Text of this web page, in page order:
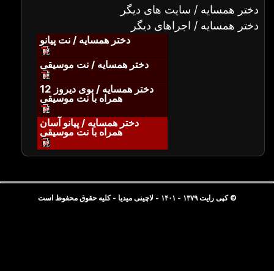
دختر همسایه / سایت های دیگر
دختر همسایه / اجراهای دیگر
دختر همسایه / نت پیانو
دختر همسایه / نت موسیقی
دختر همسایه / بوی دیروز 12
همراه با نت موسیقی
دختر همسایه / پیانو آسان
همراه با نت موسیقی
© کپی رایت ۱۳۷۹ - ۱۴۰۱ - لاچینی میدیا - کلیه حقوق محفوظ است